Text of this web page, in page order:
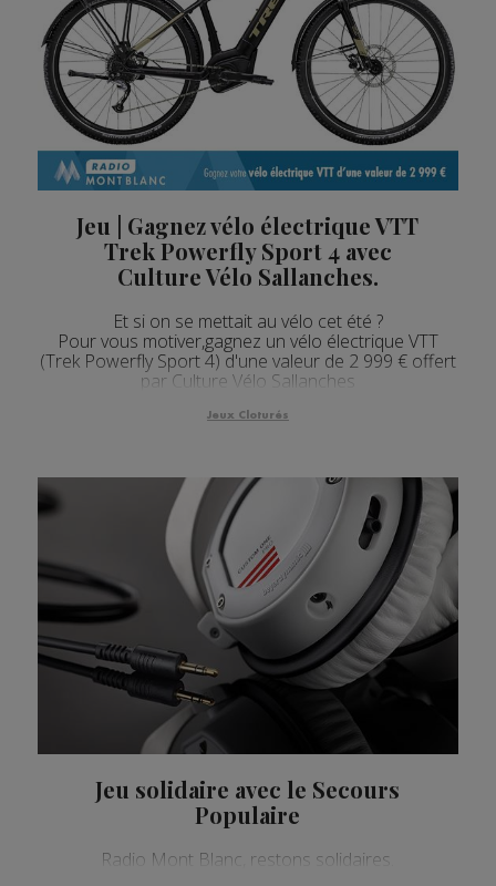
Jeu | Gagnez vélo électrique VTT
Trek Powerfly Sport 4 avec
Culture Vélo Sallanches.
Et si on se mettait au vélo cet été ?
Pour vous motiver,gagnez un vélo électrique VTT
(Trek Powerfly Sport 4) d'une valeur de 2 999 € offert
par Culture Vélo Sallanches
Jeux Cloturés
Jeu solidaire avec le Secours
Populaire
Radio Mont Blanc, restons solidaires.